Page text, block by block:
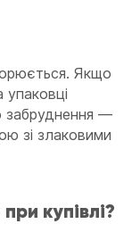
Якщо
упаковці
забруднення —
зі злаковими
купівлі?